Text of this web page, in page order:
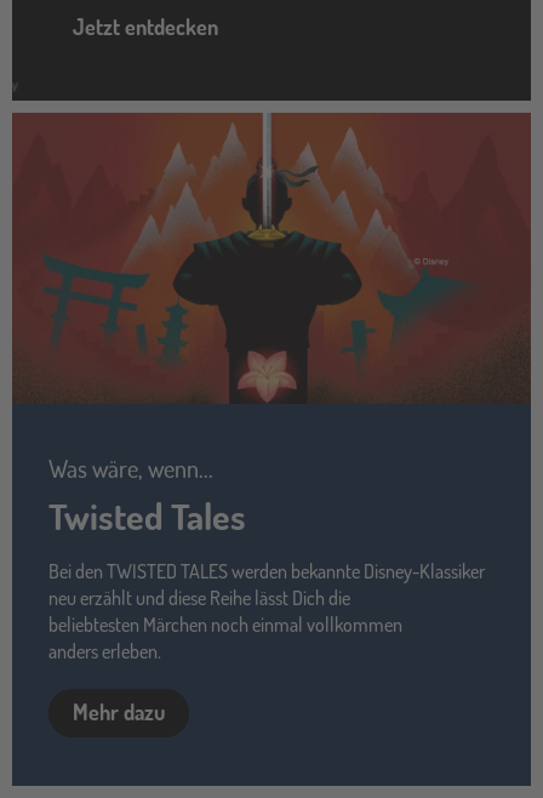
Jetzt entdecken
Was wäre, wenn...
Twisted Tales
Bei den TWISTED TALES werden bekannte Disney-Klassiker
neu erzählt und diese Reihe lässt Dich die
beliebtesten Märchen noch einmal vollkommen
anders erleben.
Mehr dazu